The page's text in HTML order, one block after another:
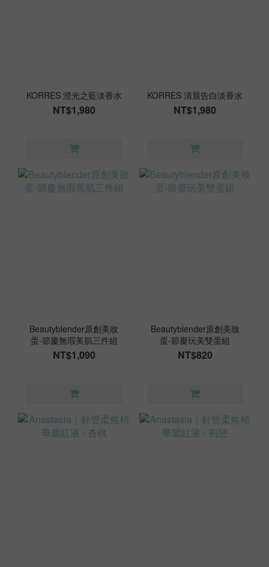
KORRES 澄光之藍淡香水
NT$1,980
KORRES 清晨告白淡香水
NT$1,980
Beautyblender原創美妝
蛋-節慶無瑕美肌三件組
NT$1,090
Beautyblender原創美妝
蛋-節慶玩美雙蛋組
NT$820